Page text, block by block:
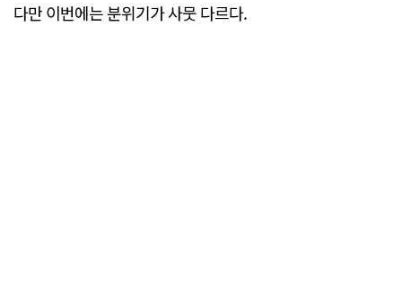
다만 이번에는 분위기가 사뭇 다르다.